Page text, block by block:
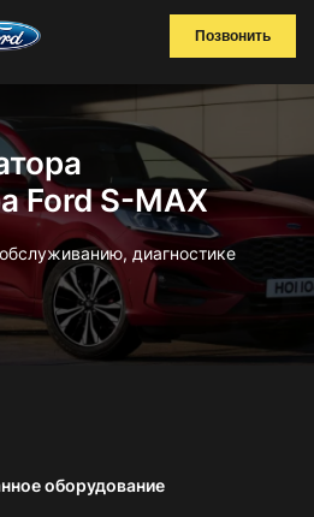
Позвонить
Ford S-MAX
диагностике
оборудование